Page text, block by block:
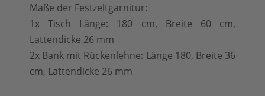
Maße der Festzeltgarnitur:
1x Tisch Länge: 180 cm, Breite 60 cm,
Lattendicke 26 mm
2x Bank mit Rückenlehne: Länge 180, Breite 36
cm, Lattendicke 26 mm